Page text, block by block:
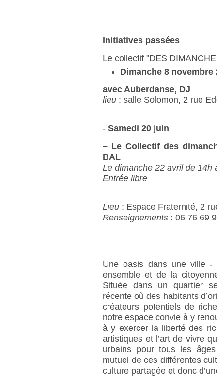
Initiatives passées
Le collectif "DES
Dimanche 8 novembre
avec Auberdanse, DJ
lieu : salle Solomon, 2 rue
-Samedi 20 juin
– Le Collectif des
BAL
Le dimanche 22 avril de 14h
Entrée libre
Lieu : Espace Fraternité, 2
Renseignements : 06 76 69
Une oasis dans une ville
ensemble et de la
Située dans un quartier
récente où des habitants
créateurs potentiels de
notre espace convie à y
à y exercer la liberté des
artistiques et l’art de vivre
urbains pour tous les
mutuel de ces différentes
culture partagée et donc